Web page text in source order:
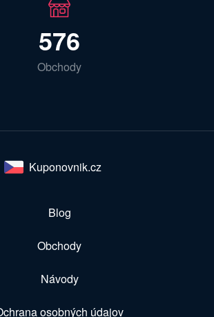
576
Obchody
Kuponovnik.cz
Blog
Obchody
Návody
osobných údajov